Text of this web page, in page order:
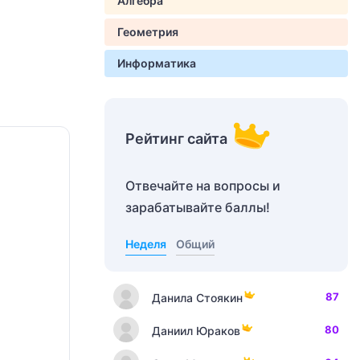
Геометрия
Информатика
Рейтинг сайта
Отвечайте на вопросы и
зарабатывайте баллы!
Неделя Общий
Данила Стоякин 87
Даниил Юраков 80